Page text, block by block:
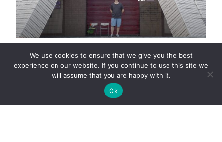
【甚麼是美？】楊學德 壞時代安慰劑
「美，是一種好像安慰劑的東西。」 楊學德，創作足跡遍布廣告、
設計與雜誌界，是漫畫家，也是畫家；成長於八十年代的他，愛懷
舊，也愛香港文化，一直透過奇思妙想，默默為香港人留下繽紛的
紙上回憶。 尖沙咀海港城···
We use cookies to ensure that we give you the best
experience on our website. If you continue to use this site we
will assume that you are happy with it.
Ok